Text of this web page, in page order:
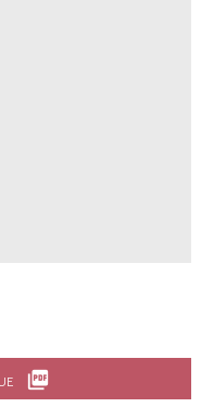
picture_as_pdf